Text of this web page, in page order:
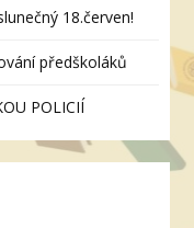
18.červen!
předškoláků
POLICIÍ